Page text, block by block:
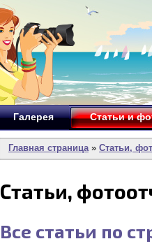
Галерея Статьи и
Главная страница» Статьи,
Статьи,
Все статьи по